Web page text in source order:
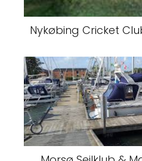
Nykøbing Cricket